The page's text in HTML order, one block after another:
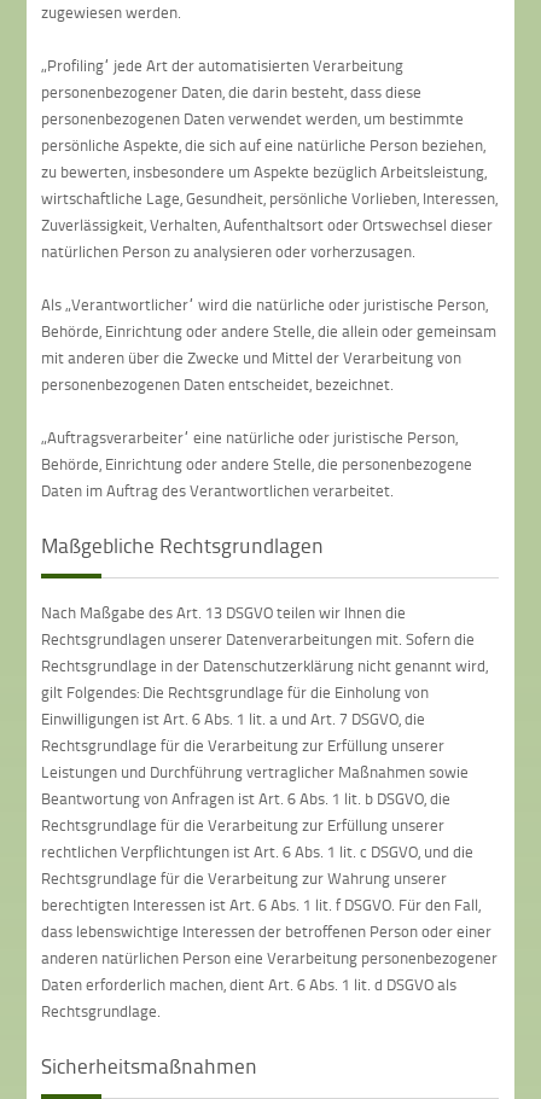
zugewiesen werden.
„Profiling“ jede Art der automatisierten Verarbeitung
personenbezogener Daten, die darin besteht, dass diese
personenbezogenen Daten verwendet werden, um bestimmte
persönliche Aspekte, die sich auf eine natürliche Person beziehen,
zu bewerten, insbesondere um Aspekte bezüglich Arbeitsleistung,
wirtschaftliche Lage, Gesundheit, persönliche Vorlieben, Interessen,
Zuverlässigkeit, Verhalten, Aufenthaltsort oder Ortswechsel dieser
natürlichen Person zu analysieren oder vorherzusagen.
Als „Verantwortlicher“ wird die natürliche oder juristische Person,
Behörde, Einrichtung oder andere Stelle, die allein oder gemeinsam
mit anderen über die Zwecke und Mittel der Verarbeitung von
personenbezogenen Daten entscheidet, bezeichnet.
„Auftragsverarbeiter“ eine natürliche oder juristische Person,
Behörde, Einrichtung oder andere Stelle, die personenbezogene
Daten im Auftrag des Verantwortlichen verarbeitet.
Maßgebliche Rechtsgrundlagen
Nach Maßgabe des Art. 13 DSGVO teilen wir Ihnen die
Rechtsgrundlagen unserer Datenverarbeitungen mit. Sofern die
Rechtsgrundlage in der Datenschutzerklärung nicht genannt wird,
gilt Folgendes: Die Rechtsgrundlage für die Einholung von
Einwilligungen ist Art. 6 Abs. 1 lit. a und Art. 7 DSGVO, die
Rechtsgrundlage für die Verarbeitung zur Erfüllung unserer
Leistungen und Durchführung vertraglicher Maßnahmen sowie
Beantwortung von Anfragen ist Art. 6 Abs. 1 lit. b DSGVO, die
Rechtsgrundlage für die Verarbeitung zur Erfüllung unserer
rechtlichen Verpflichtungen ist Art. 6 Abs. 1 lit. c DSGVO, und die
Rechtsgrundlage für die Verarbeitung zur Wahrung unserer
berechtigten Interessen ist Art. 6 Abs. 1 lit. f DSGVO. Für den Fall,
dass lebenswichtige Interessen der betroffenen Person oder einer
anderen natürlichen Person eine Verarbeitung personenbezogener
Daten erforderlich machen, dient Art. 6 Abs. 1 lit. d DSGVO als
Rechtsgrundlage.
Sicherheitsmaßnahmen